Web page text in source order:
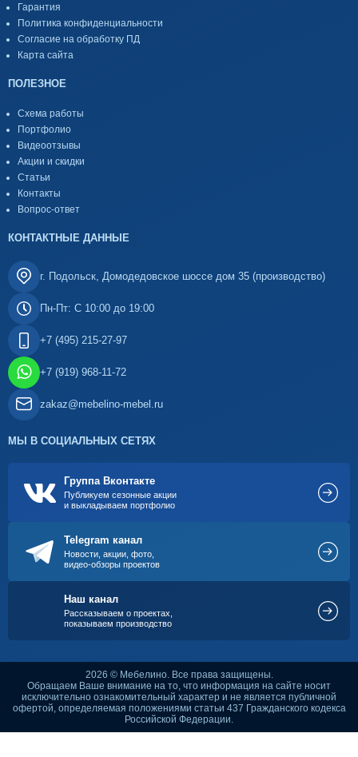
Гарантия
Политика конфиденциальности
Согласие на обработку ПД
Карта сайта
ПОЛЕЗНОЕ
Схема работы
Портфолио
Видеоотзывы
Акции и скидки
Статьи
Контакты
Вопрос-ответ
КОНТАКТНЫЕ ДАННЫЕ
г. Подольск, Домодедовское шоссе дом 35 (производство)
Пн-Пт: С 10:00 до 19:00
+7 (495) 215-27-97
+7 (919) 968-11-72
zakaz@mebelino-mebel.ru
МЫ В СОЦИАЛЬНЫХ СЕТЯХ
Группа Вконтакте
Публикуем сезонные акции
и выкладываем портфолио
Telegram канал
Новости, акции, фото,
видео-обзоры проектов
Наш канал
Рассказываем о проектах,
показываем производство
2026 © Мебелино. Все права защищены.
Обращаем Ваше внимание на то, что информация на сайте носит
исключительно ознакомительный характер и не является публичной
офертой, определяемая положениями статьи 437 Гражданского кодекса
Российской Федерации.